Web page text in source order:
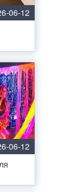
06-12
06-12